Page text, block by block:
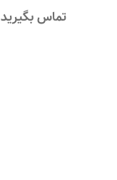
تماس بگیرید